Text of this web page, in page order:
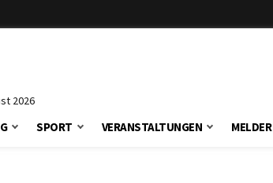
2026
SPORT VERANSTALTUNGEN MELDER